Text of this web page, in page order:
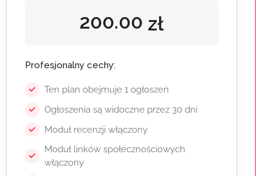
200.00 zł
Profesjonalny cechy:
Ten plan obejmuje 1 ogłoszeń
Ogłoszenia są widoczne przez 30 dni
Moduł recenzji włączony
Moduł linków społecznościowych
włączony